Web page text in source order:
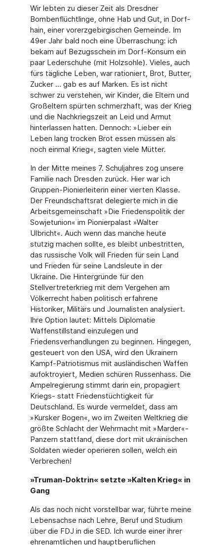
Wir lebten zu dieser Zeit als Dresdner
Bombenflüchtlinge, ohne Hab und Gut, in Dorf­
hain, einer vorerzgebirgischen Gemeinde. Im
49er Jahr bald noch eine Überraschung: ich
bekam auf Bezugsschein im Dorf-Konsum ein
paar Lederschuhe (mit Holzsohle). Vieles, auch
fürs tägliche Leben, war rationiert, Brot, Butter,
Zucker … gab es auf Mar­ken. Es ist nicht
schwer zu verstehen, wir Kinder, die Eltern und
Großeltern spürten schmerzhaft, was der Krieg
und die Nachkriegszeit an Leid und Armut
hinterlassen hat­ten. Dennoch: »Lieber ein
Leben lang trocken Brot essen müssen als
noch einmal Krieg«, sagten viele Mütter.
In der Mitte meines 7. Schuljahres zog unsere
Familie nach Dresden zurück. Hier war ich
Gruppen-Pionierleiterin einer vierten Klasse.
Der Freundschaftsrat delegierte mich in die
Arbeitsgemeinschaft »Die Friedenspolitik der
Sowjetunion« im Pionierpalast »Wal­ter
Ulbricht«. Auch wenn das manche heute
stutzig machen sollte, es bleibt unbestrit­ten,
das russische Volk will Frieden für sein Land
und Frieden für seine Landsleute in der
Ukraine. Die Hintergründe für den
Stellvertreterkrieg mit dem Vergehen am
Völker­recht haben politisch erfahrene
Historiker, Militärs und Journalisten analysiert.
Ihre Option lautet: Mittels Diplomatie
Waffenstillstand einzulegen und
Friedensverhandlun­gen zu beginnen. Hingegen,
gesteuert von den USA, wird den Ukrainern
Kampf-Patrio­tismus mit ausländischen Waffen
aufoktroyiert, Medien schüren Russenhass. Die
Ampelregierung stimmt darin ein, propagiert
Kriegs- statt Friedenstüchtigkeit für
Deutschland. Es wurde vermeldet, dass am
»Kursker Bogen«, wo im Zweiten Weltkrieg die
größte Schlacht der Wehrmacht mit »Marder«-
Panzern stattfand, diese dort mit ukrainischen
Soldaten wieder operieren sollen, welch ein
Verbrechen!
»Truman-Doktrin« setzte »Kalten Krieg« in
Gang
Als das noch nicht vorstellbar war, führte meine
Lebensachse nach Lehre, Beruf und Studium
über die FDJ in die SED. Ich wurde einer ihrer
ehrenamtlichen und hauptberuf­lichen